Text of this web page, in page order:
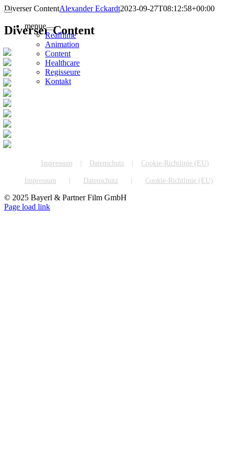
Zum
springenmenue
Realfilme
Animation
Content
Healthcare
Regisseure
Kontakt
Diverser ContentAlexander Eckardt2023-09-27T08:12:58+00:00
Diverser Content
Impressum Datenschutz Cookie-Richtlinie (EU)
Impressum Datenschutz Cookie-Richtlinie (EU)
© 2025 Bayerl & Partner Film GmbH
Page load link